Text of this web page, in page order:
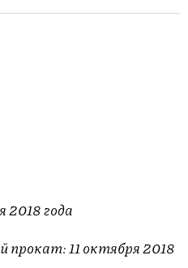
2018 года
прокат: 11 октября 2018